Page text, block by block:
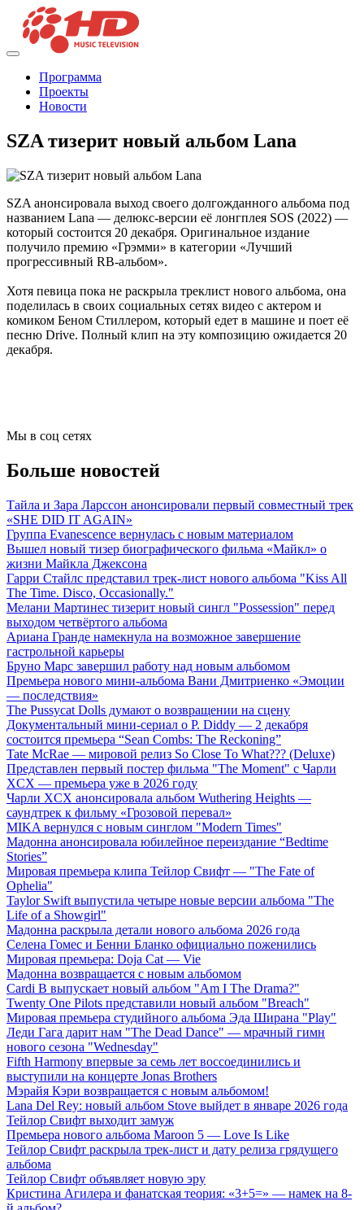
Программа
Проекты
Новости
SZA тизерит новый альбом Lana
SZA анонсировала выход своего долгожданного альбома под
названием Lana — делюкс-версии её лонгплея SOS (2022) —
который состоится 20 декабря. Оригинальное издание
получило премию «Грэмми» в категории «Лучший
прогрессивный RB-альбом».
Хотя певица пока не раскрыла треклист нового альбома, она
поделилась в своих социальных сетях видео с актером и
комиком Беном Стиллером, который едет в машине и поет её
песню Drive. Полный клип на эту композицию ожидается 20
декабря.
Мы в соц сетях
Больше новостей
Тайла и Зара Ларссон анонсировали первый совместный трек
«SHE DID IT AGAIN»
Группа Evanescence вернулась с новым материалом
Вышел новый тизер биографического фильма «Майкл» о
жизни Майкла Джексона
Гарри Стайлс представил трек-лист нового альбома "Kiss All
The Time. Disco, Occasionally."
Мелани Мартинес тизерит новый сингл "Possession" перед
выходом четвёртого альбома
Ариана Гранде намекнула на возможное завершение
гастрольной карьеры
Бруно Марс завершил работу над новым альбомом
Премьера нового мини-альбома Вани Дмитриенко «Эмоции
— последствия»
The Pussycat Dolls думают о возвращении на сцену
Документальный мини-сериал о P. Diddy — 2 декабря
состоится премьера “Sean Combs: The Reckoning”
Tate McRae — мировой релиз So Close To What??? (Deluxe)
Представлен первый постер фильма "The Moment" с Чарли
XCX — премьера уже в 2026 году
Чарли XCX анонсировала альбом Wuthering Heights —
саундтрек к фильму «Грозовой перевал»
MIKA вернулся с новым синглом "Modern Times"
Мадонна анонсировала юбилейное переиздание “Bedtime
Stories”
Мировая премьера клипа Тейлор Свифт — "The Fate of
Ophelia"
Taylor Swift выпустила четыре новые версии альбома "The
Life of a Showgirl"
Мадонна раскрыла детали нового альбома 2026 года
Селена Гомес и Бенни Бланко официально поженились
Мировая премьера: Doja Cat — Vie
Мадонна возвращается с новым альбомом
Cardi B выпускает новый альбом "Am I The Drama?"
Twenty One Pilots представили новый альбом "Breach"
Мировая премьера студийного альбома Эда Ширана "Play"
Леди Гага дарит нам "The Dead Dance" — мрачный гимн
нового сезона "Wednesday"
Fifth Harmony впервые за семь лет воссоединились и
выступили на концерте Jonas Brothers
Мэрайя Кэри возвращается с новым альбомом!
Lana Del Rey: новый альбом Stove выйдет в январе 2026 года
Тейлор Свифт выходит замуж
Премьера нового альбома Maroon 5 — Love Is Like
Тейлор Свифт раскрыла трек-лист и дату релиза грядущего
альбома
Тейлор Свифт объявляет новую эру
Кристина Агилера и фанатская теория: «3+5=» — намек на 8-